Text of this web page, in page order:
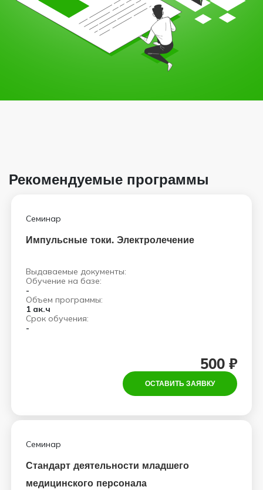
Рекомендуемые программы
Семинар
Импульсные токи. Электролечение
Выдаваемые документы:
Обучение на базе:
-
Объем программы:
1 ак.ч
Срок обучения:
-
500 ₽
ОСТАВИТЬ ЗАЯВКУ
Семинар
Стандарт деятельности младшего
медицинского персонала